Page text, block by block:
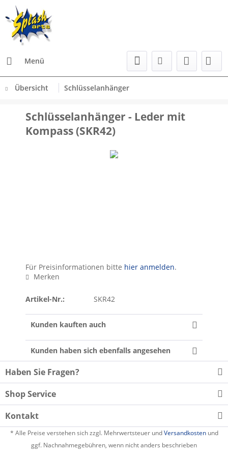
Menü
Übersicht Schlüsselanhänger
Schlüsselanhänger - Leder mit
Kompass (SKR42)
Für Preisinformationen bitte hier anmelden.
Merken
Artikel-Nr.: SKR42
Kunden kauften auch
Kunden haben sich ebenfalls angesehen
Haben Sie Fragen?
Shop Service
Kontakt
* Alle Preise verstehen sich zzgl. Mehrwertsteuer undVersandkostenund
ggf. Nachnahmegebühren, wenn nicht anders beschrieben